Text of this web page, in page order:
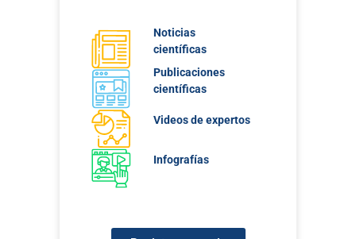
Noticias
científicas
Publicaciones
científicas
Videos de expertos
Infografías